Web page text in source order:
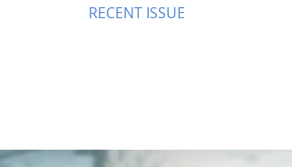
RECENT ISSUE